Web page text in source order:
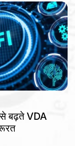
बढ़ते VDA